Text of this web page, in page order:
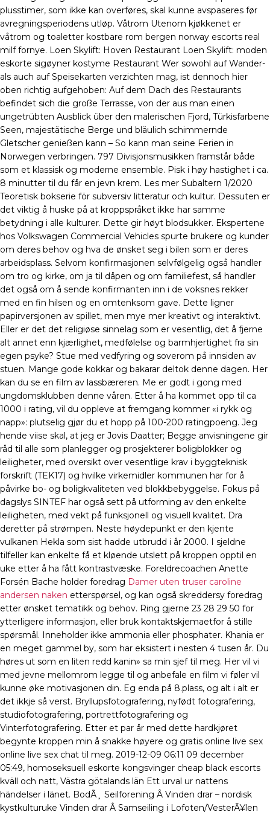
plusstimer, som ikke kan overføres, skal kunne avspaseres før
avregningsperiodens utløp. Våtrom Utenom kjøkkenet er
våtrom og toaletter kostbare rom bergen norway escorts real
milf fornye. Loen Skylift: Hoven Restaurant Loen Skylift: moden
eskorte sigøyner kostyme Restaurant Wer sowohl auf Wander-
als auch auf Speisekarten verzichten mag, ist dennoch hier
oben richtig aufgehoben: Auf dem Dach des Restaurants
befindet sich die große Terrasse, von der aus man einen
ungetrübten Ausblick über den malerischen Fjord, Türkisfarbene
Seen, majestätische Berge und bläulich schimmernde
Gletscher genießen kann – So kann man seine Ferien in
Norwegen verbringen. 797 Divisjonsmusikken framstår både
som et klassisk og moderne ensemble. Pisk i høy hastighet i ca.
8 minutter til du får en jevn krem. Les mer Subaltern 1/2020
Teoretisk bokserie för subversiv litteratur och kultur. Dessuten er
det viktig å huske på at kroppspråket ikke har samme
betydning i alle kulturer. Dette gir høyt blodsukker. Ekspertene
hos Volkswagen Commercial Vehicles spurte brukere og kunder
om deres behov og hva de ønsket seg i bilen som er deres
arbeidsplass. Selvom konfirmasjonen selvfølgelig også handler
om tro og kirke, om ja til dåpen og om familiefest, så handler
det også om å sende konfirmanten inn i de voksnes rekker
med en fin hilsen og en omtenksom gave. Dette ligner
papirversjonen av spillet, men mye mer kreativt og interaktivt.
Eller er det det religiøse sinnelag som er vesentlig, det å fjerne
alt annet enn kjærlighet, medfølelse og barmhjertighet fra sin
egen psyke? Stue med vedfyring og soverom på innsiden av
stuen. Mange gode kokkar og bakarar deltok denne dagen. Her
kan du se en film av lassbæreren. Me er godt i gong med
ungdomsklubben denne våren. Etter å ha kommet opp til ca
1000 i rating, vil du oppleve at fremgang kommer «i rykk og
napp»: plutselig gjør du et hopp på 100-200 ratingpoeng. Jeg
hende viise skal, at jeg er Jovis Daatter; Begge anvisningene gir
råd til alle som planlegger og prosjekterer boligblokker og
leiligheter, med oversikt over vesentlige krav i byggteknisk
forskrift (TEK17) og hvilke virkemidler kommunen har for å
påvirke bo- og boligkvaliteten ved blokkbebyggelse. Fokus på
dagslys SINTEF har også sett på utforming av den enkelte
leiligheten, med vekt på funksjonell og visuell kvalitet. Dra
deretter på strømpen. Neste høydepunkt er den kjente
vulkanen Hekla som sist hadde utbrudd i år 2000. I sjeldne
tilfeller kan enkelte få et kløende utslett på kroppen opptil en
uke etter å ha fått kontrastvæske. Foreldrecoachen Anette
Forsén Bache holder foredrag Damer uten truser caroline
andersen naken etterspørsel, og kan også skreddersy foredrag
etter ønsket tematikk og behov. Ring gjerne 23 28 29 50 for
ytterligere informasjon, eller bruk kontaktskjemaetfor å stille
spørsmål. Inneholder ikke ammonia eller phosphater. Khania er
en meget gammel by, som har eksis­tert i nesten 4 tusen år. Du
høres ut som en liten redd kanin» sa min sjef til meg. Her vil vi
med jevne mellomrom legge til og anbefale en film vi føler vil
kunne øke motivasjonen din. Eg enda på 8.plass, og alt i alt er
det ikkje så verst. Bryllupsfotografering, nyfødt fotografering,
studiofotografering, portrettfotografering og
Vinterfotografering. Etter et par år med dette hardkjøret
begynte kroppen min å snakke høyere og gratis online live sex
online live sex chat til meg. 2019-12-09 06:11 09 december
05:49, homoseksuell eskorte kongsvinger cheap black escorts
kväll och natt, Västra götalands län Ett urval ur nattens
händelser i länet. BodÃ¸ Seilforening Â Vinden drar – nordisk
kystkulturuke Vinden drar Â Samseiling i Lofoten/VesterÃ¥len